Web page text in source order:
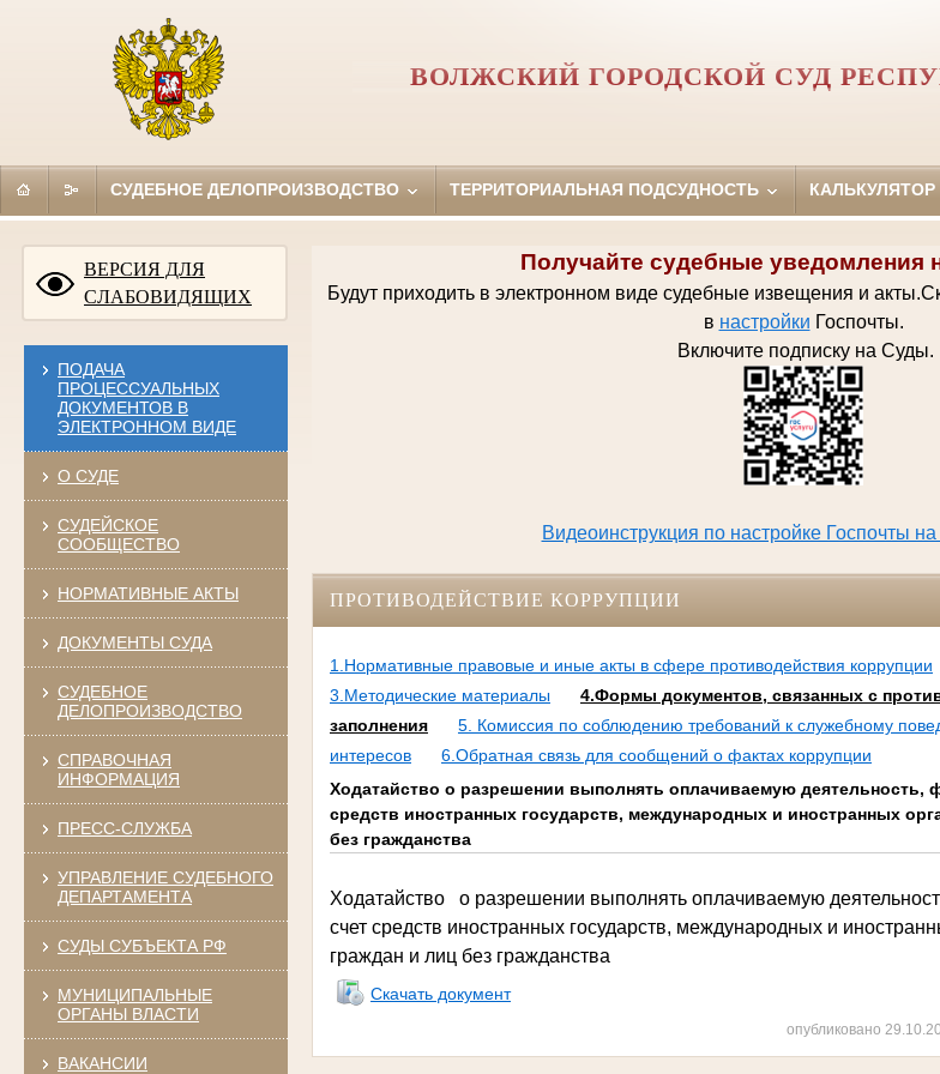
ВОЛЖСКИЙ ГОРОДСКОЙ СУД
СУДЕБНОЕ ДЕЛОПРОИЗВОДСТВО ТЕРРИТОРИАЛЬНАЯ ПОДСУДНОСТЬ
ВЕРСИЯ ДЛЯ
СЛАБОВИДЯЩИХ
ПОДАЧА
ПРОЦЕССУАЛЬНЫХ
ДОКУМЕНТОВ В
ЭЛЕКТРОННОМ ВИДЕ
О СУДЕ
СУДЕЙСКОЕ
СООБЩЕСТВО
НОРМАТИВНЫЕ АКТЫ
ДОКУМЕНТЫ СУДА
СУДЕБНОЕ
ДЕЛОПРОИЗВОДСТВО
СПРАВОЧНАЯ
ИНФОРМАЦИЯ
ПРЕСС-СЛУЖБА
УПРАВЛЕНИЕ СУДЕБНОГО
ДЕПАРТАМЕНТА
СУДЫ СУБЪЕКТА РФ
МУНИЦИПАЛЬНЫЕ
ОРГАНЫ ВЛАСТИ
ВАКАНСИИ
Получайте судебные уведомления
Будут приходить в электронном виде судебные извещения и акты.
в настройки Госпочты.
Включите подписку на Суды.
Видеоинструкция по настройке Госпочты на
ПРОТИВОДЕЙСТВИЕ КОРРУПЦИИ
1.Нормативные правовые и иные акты в сфере противодействия коррупции
3.Методические материалы
4.Формы документов, связанных с
заполнения
5. Комиссия по соблюдению требований к служебному
интересов
6.Обратная связь для сообщений о фактах коррупции
Ходатайство о разрешении выполнять оплачиваемую деятельность,
средств иностранных государств, международных и иностранных
без гражданства
Ходатайство о разрешении выполнять оплачиваемую
счет средств иностранных государств, международных и
граждан и лиц без гражданства
Скачать документ
опубликовано